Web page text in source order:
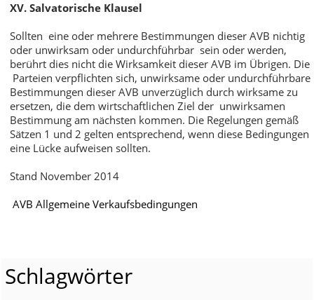
XV. Salvatorische Klausel
Sollten eine oder mehrere Bestimmungen dieser AVB nichtig
oder unwirksam oder undurchführbar sein oder werden,
berührt dies nicht die Wirksamkeit dieser AVB im Übrigen. Die
Parteien verpflichten sich, unwirksame oder undurchführbare
Bestimmungen dieser AVB unverzüglich durch wirksame zu
ersetzen, die dem wirtschaftlichen Ziel der unwirksamen
Bestimmung am nächsten kommen. Die Regelungen gemäß
Sätzen 1 und 2 gelten entsprechend, wenn diese Bedingungen
eine Lücke aufweisen sollten.
Stand November 2014
AVB Allgemeine Verkaufsbedingungen
Schlagwörter